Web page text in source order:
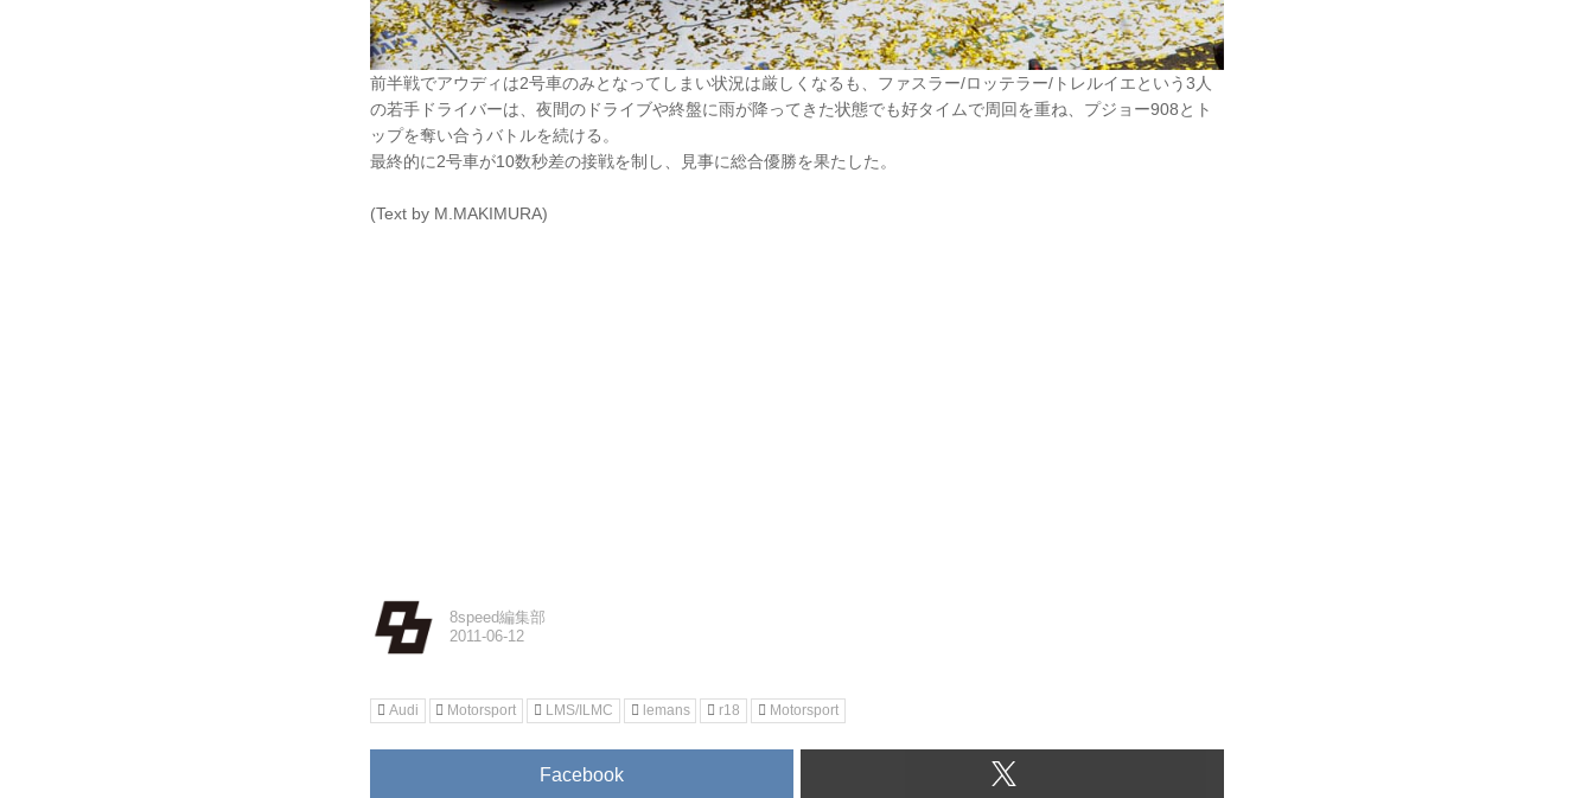
前半戦でアウディは2号車のみとなってしまい状況は厳しくなるも、ファスラー/ロッテラー/トレルイエという3人
の若手ドライバーは、夜間のドライブや終盤に雨が降ってきた状態でも好タイムで周回を重ね、プジョー908とト
ップを奪い合うバトルを続ける。
最終的に2号車が10数秒差の接戦を制し、見事に総合優勝を果たした。
(Text by M.MAKIMURA)
8speed編集部
Audi Motorsport LMS/ILMC lemans r18 Motorsport
Facebook